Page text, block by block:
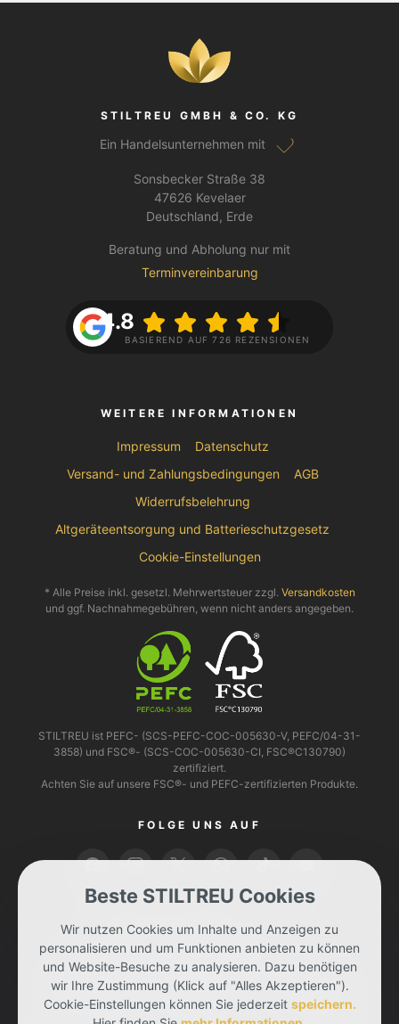
STILTREU GMBH & CO. KG
Ein Handelsunternehmen mit
Sonsbecker Straße 38
47626 Kevelaer
Deutschland, Erde
Beratung und Abholung nur mit
Terminvereinbarung
4.8
BASIEREND AUF 726 REZENSIONEN
WEITERE INFORMATIONEN
Impressum
Datenschutz
Versand- und Zahlungsbedingungen
AGB
Widerrufsbelehrung
Altgeräteentsorgung und Batterieschutzgesetz
Cookie-Einstellungen
* Alle Preise inkl. gesetzl. Mehrwertsteuer zzgl. Versandkosten
und ggf. Nachnahmegebühren, wenn nicht anders angegeben.
STILTREU ist PEFC- (SCS-PEFC-COC-005630-V, PEFC/04-31-
3858) und FSC®- (SCS-COC-005630-CI, FSC®C130790)
zertifiziert.
Achten Sie auf unsere FSC®- und PEFC-zertifizierten Produkte.
FOLGE UNS AUF
Beste STILTREU Cookies
Wir nutzen Cookies um Inhalte und Anzeigen zu
personalisieren und um Funktionen anbieten zu können
und Website-Besuche zu analysieren. Dazu benötigen
wir Ihre Zustimmung (Klick auf "Alles Akzeptieren").
Cookie-Einstellungen können Sie jederzeit speichern.